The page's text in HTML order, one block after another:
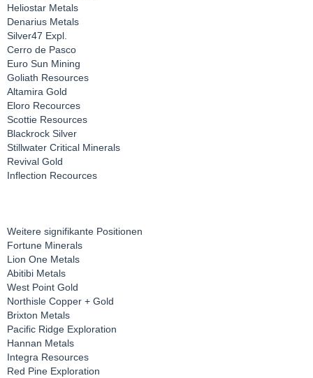
Heliostar Metals
Denarius Metals
Silver47 Expl.
Cerro de Pasco
Euro Sun Mining
Goliath Resources
Altamira Gold
Eloro Recources
Scottie Resources
Blackrock Silver
Stillwater Critical Minerals
Revival Gold
Inflection Recources
Weitere signifikante Positionen
Fortune Minerals
Lion One Metals
Abitibi Metals
West Point Gold
Northisle Copper + Gold
Brixton Metals
Pacific Ridge Exploration
Hannan Metals
Integra Resources
Red Pine Exploration